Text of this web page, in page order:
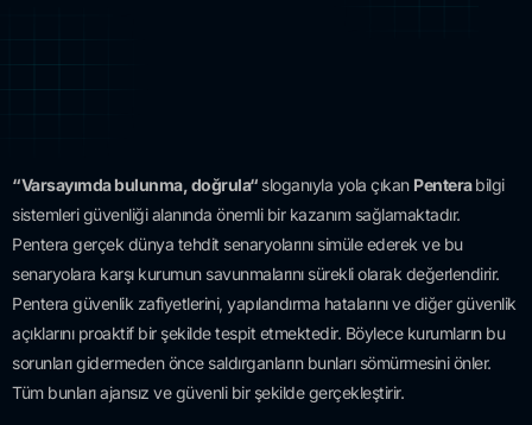
“Varsayımda bulunma, doğrula“ sloganıyla yola çıkan Penterabilgi
sistemleri güvenliği alanında önemli bir kazanım sağlamaktadır.
Pentera gerçek dünya tehdit senaryolarını simüle ederek ve bu
senaryolara karşı kurumun savunmalarını sürekli olarak değerlendirir.
Pentera güvenlik zafiyetlerini, yapılandırma hatalarını ve diğer güvenlik
açıklarını proaktif bir şekilde tespit etmektedir. Böylece kurumların bu
sorunları gidermeden önce saldırganların bunları sömürmesini önler.
Tüm bunları ajansız ve güvenli bir şekilde gerçekleştirir.